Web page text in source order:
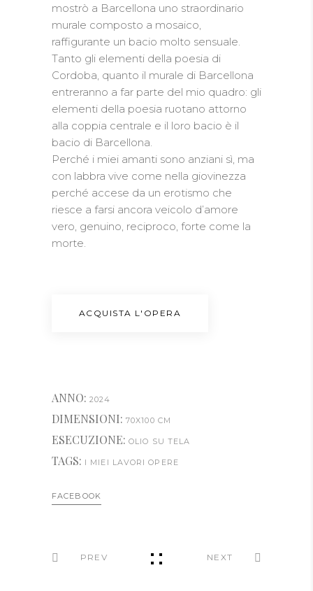
mostrò a Barcellona uno straordinario
murale composto a mosaico,
raffigurante un bacio molto sensuale.
Tanto gli elementi della poesia di
Cordoba, quanto il murale di Barcellona
entreranno a far parte del mio quadro: gli
elementi della poesia ruotano attorno
alla coppia centrale e il loro bacio è il
bacio di Barcellona.
Perché i miei amanti sono anziani sì, ma
con labbra vive come nella giovinezza
perché accese da un erotismo che
riesce a farsi ancora veicolo d’amore
vero, genuino, reciproco, forte come la
morte.
ACQUISTA L'OPERA
ANNO: 2024
DIMENSIONI: 70X100 CM
ESECUZIONE: OLIO SU TELA
TAGS: I MIEI LAVORI OPERE
FACEBOOK
PREV NEXT